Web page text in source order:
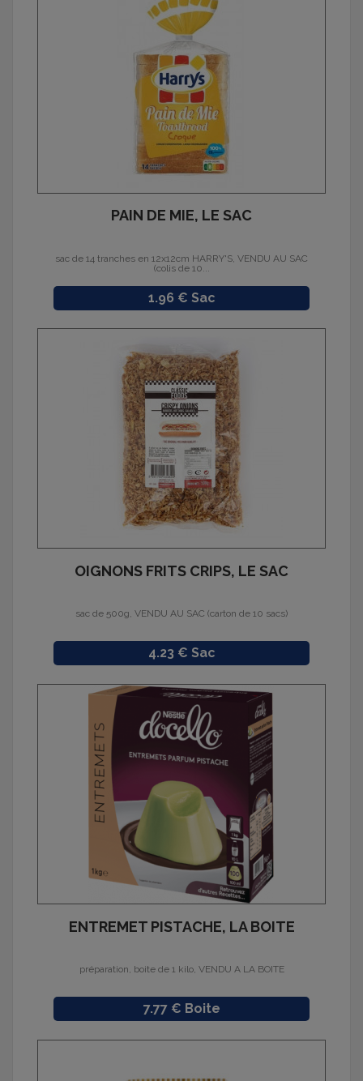
PAIN DE MIE, LE SAC
sac de 14 tranches en 12x12cm HARRY'S, VENDU AU SAC
(colis de 10...
Prix
1.96 € Sac
OIGNONS FRITS CRIPS, LE SAC
sac de 500g, VENDU AU SAC (carton de 10 sacs)
Prix
4.23 € Sac
ENTREMET PISTACHE, LA BOITE
préparation, boite de 1 kilo, VENDU A LA BOITE
Prix
7.77 € Boite